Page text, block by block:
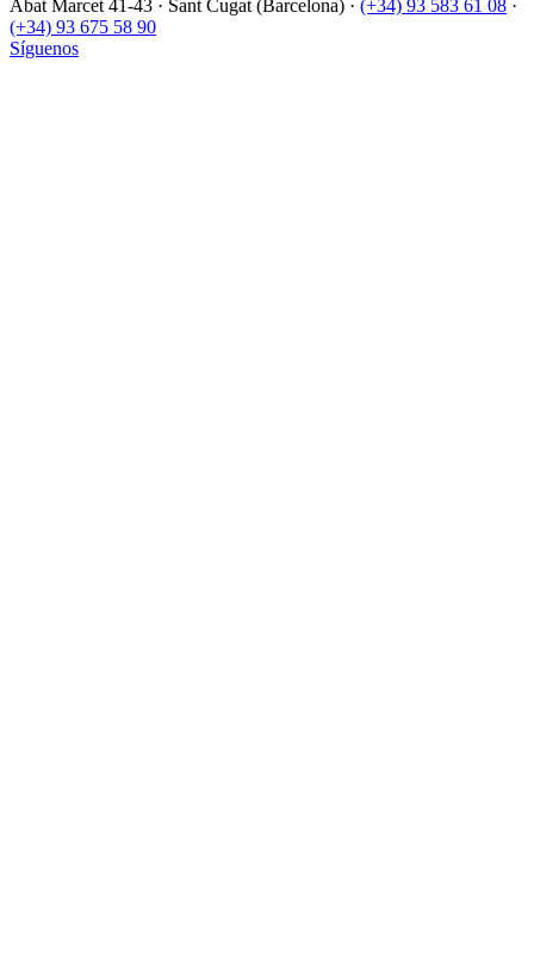
Abat Marcet 41-43 · Sant Cugat (Barcelona) · (+34) 93 583 61 08 ·
(+34) 93 675 58 90
Síguenos